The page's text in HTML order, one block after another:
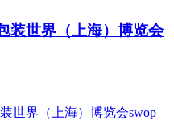
装世界（上海）博览会
世界（上海）博览会swop